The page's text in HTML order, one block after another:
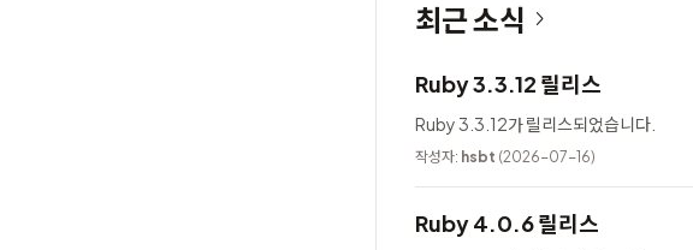
최근 소식
Ruby 3.3.12 릴리스
Ruby 3.3.12가 릴리스되었습니다.
작성자: hsbt (2026-07-16)
Ruby 4.0.6 릴리스